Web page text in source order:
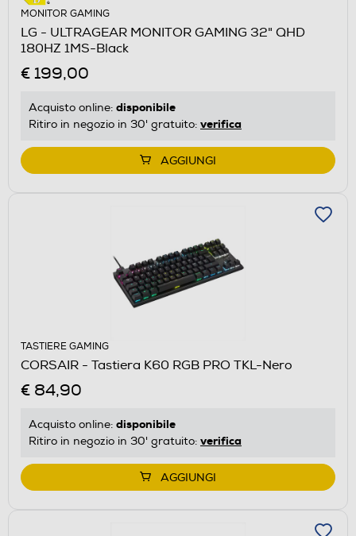
MONITOR GAMING
LG - ULTRAGEAR MONITOR GAMING 32" QHD
180HZ 1MS-Black
€ 199,00
Acquisto online: disponibile
Ritiro in negozio in 30' gratuito: verifica
AGGIUNGI
TASTIERE GAMING
CORSAIR - Tastiera K60 RGB PRO TKL-Nero
€ 84,90
Acquisto online: disponibile
Ritiro in negozio in 30' gratuito: verifica
AGGIUNGI